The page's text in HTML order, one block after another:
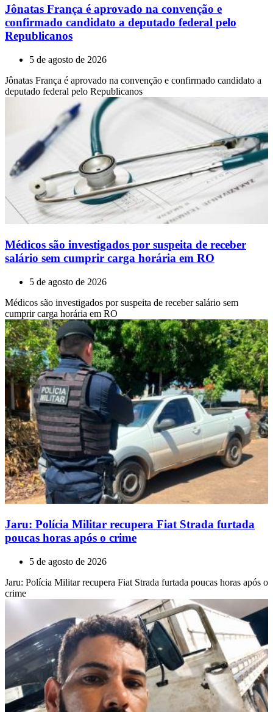
Jônatas França é aprovado na convenção e
confirmado candidato a deputado federal pelo
Republicanos
5 de agosto de 2026
Jônatas França é aprovado na convenção e confirmado candidato a
deputado federal pelo Republicanos
Médicos são investigados por suspeita de receber
salário sem cumprir carga horária em RO
5 de agosto de 2026
Médicos são investigados por suspeita de receber salário sem
cumprir carga horária em RO
Jaru: Polícia Militar recupera Fiat Strada furtada
poucas horas após o crime
5 de agosto de 2026
Jaru: Polícia Militar recupera Fiat Strada furtada poucas horas após o
crime